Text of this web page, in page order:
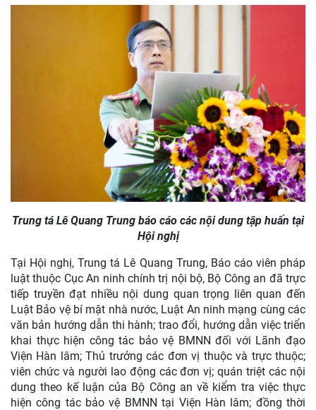
Trung tá Lê Quang Trung báo cáo các nội dung tập huấn tại
Hội nghị
Tại Hội nghị, Trung tá Lê Quang Trung, Báo cáo viên pháp
luật thuộc Cục An ninh chính trị nội bộ, Bộ Công an đã trực
tiếp truyền đạt nhiều nội dung quan trọng liên quan đến
Luật Bảo vệ bí mật nhà nước, Luật An ninh mạng cùng các
văn bản hướng dẫn thi hành; trao đổi, hướng dẫn việc triển
khai thực hiện công tác bảo vệ BMNN đối với Lãnh đạo
Viện Hàn lâm; Thủ trưởng các đơn vị thuộc và trực thuộc;
viên chức và người lao động các đơn vị; quán triệt các nội
dung theo kế luận của Bộ Công an về kiểm tra việc thực
hiện công tác bảo vệ BMNN tại Viện Hàn lâm; đồng thời